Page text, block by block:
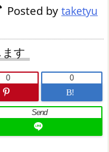
Posted by taketyu
す
0
B!
0
Send